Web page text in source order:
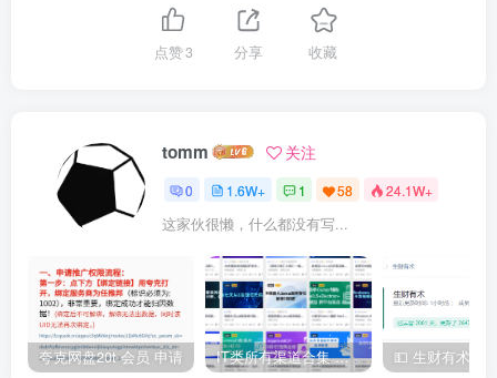
点赞3 分享 收藏
tomm 关注
0 1.6W+ 1 58 24.1W+
这家伙很懒，什么都没有写...
夸克网盘20t 会员 申请 IT类所有渠道合集 持续日更，目前近四千多条资源 年费用户微信私信获取权限